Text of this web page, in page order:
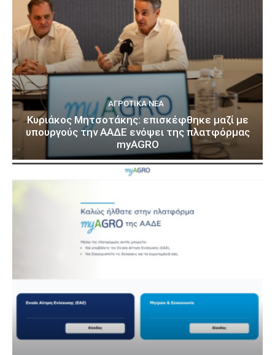
ΑΓΡΟΤΙΚΆ ΝΈΑ
Κυριάκος Μητσοτάκης: επισκέφθηκε μαζί με
υπουργούς την ΑΑΔΕ ενόψει της πλατφόρμας
myAGRO